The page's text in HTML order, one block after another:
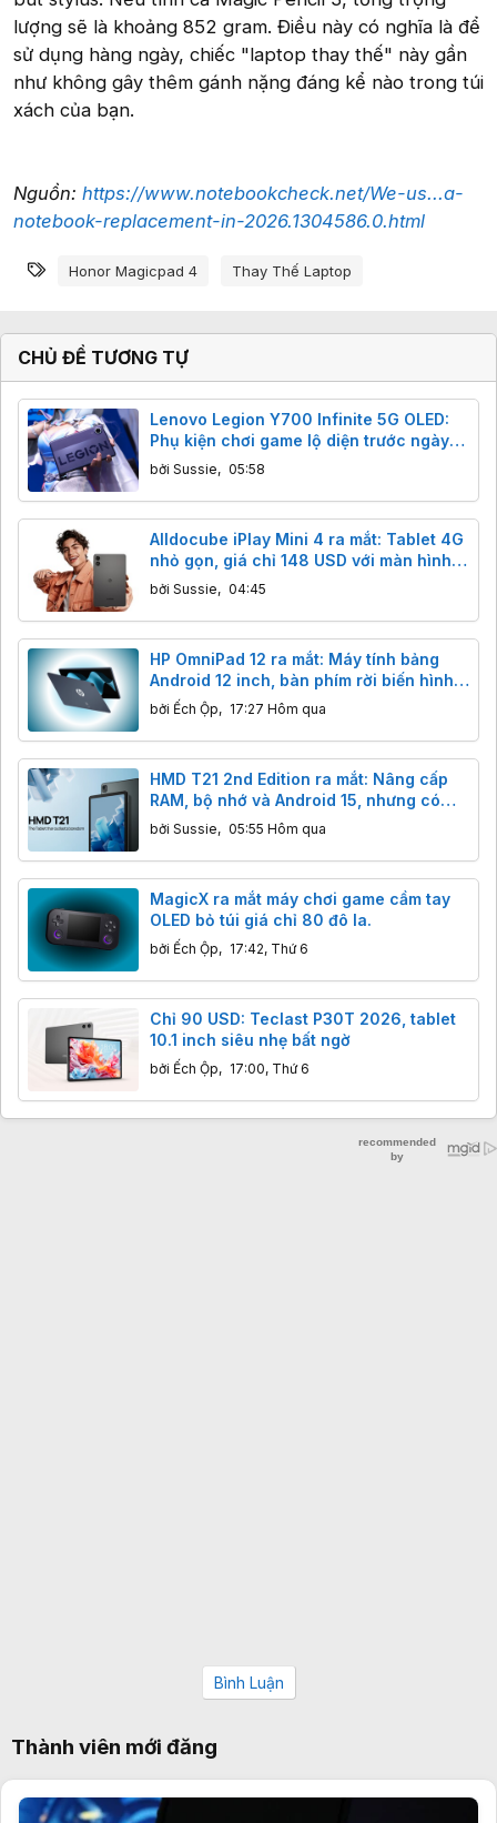
lượng sẽ là khoảng 852 gram. Điều này có nghĩa là để
sử dụng hàng ngày, chiếc "laptop thay thế" này gần
như không gây thêm gánh nặng đáng kể nào trong túi
xách của bạn.
Nguồn: https://www.notebookcheck.net/We-us...a-
notebook-replacement-in-2026.1304586.0.html
Từ khóa
Honor Magicpad 4 Thay Thế Laptop
CHỦ ĐỀ TƯƠNG TỰ
Lenovo Legion Y700 Infinite 5G OLED:
Phụ kiện chơi game lộ diện trước ngày
ra mắt
bởi Sussie, 05:58
Alldocube iPlay Mini 4 ra mắt: Tablet 4G
nhỏ gọn, giá chỉ 148 USD với màn hình
90Hz
bởi Sussie, 04:45
HP OmniPad 12 ra mắt: Máy tính bảng
Android 12 inch, bàn phím rời biến hình
laptop, giá từ 12 triệu.
bởi Ếch Ộp, 17:27 Hôm qua
HMD T21 2nd Edition ra mắt: Nâng cấp
RAM, bộ nhớ và Android 15, nhưng có
đáng tiền?
bởi Sussie, 05:55 Hôm qua
MagicX ra mắt máy chơi game cầm tay
OLED bỏ túi giá chỉ 80 đô la.
bởi Ếch Ộp, 17:42, Thứ 6
Chỉ 90 USD: Teclast P30T 2026, tablet
10.1 inch siêu nhẹ bất ngờ
bởi Ếch Ộp, 17:00, Thứ 6
Bình Luận
Thành viên mới đăng